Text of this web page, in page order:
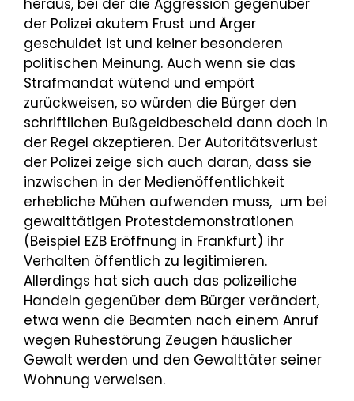
heraus, bei der die Aggression gegenüber
der Polizei akutem Frust und Ärger
geschuldet ist und keiner besonderen
politischen Meinung. Auch wenn sie das
Strafmandat wütend und empört
zurückweisen, so würden die Bürger den
schriftlichen Bußgeldbescheid dann doch in
der Regel akzeptieren. Der Autoritätsverlust
der Polizei zeige sich auch daran, dass sie
inzwischen in der Medienöffentlichkeit
erhebliche Mühen aufwenden muss, um bei
gewalttätigen Protestdemonstrationen
(Beispiel EZB Eröffnung in Frankfurt) ihr
Verhalten öffentlich zu legitimieren.
Allerdings hat sich auch das polizeiliche
Handeln gegenüber dem Bürger verändert,
etwa wenn die Beamten nach einem Anruf
wegen Ruhestörung Zeugen häuslicher
Gewalt werden und den Gewalttäter seiner
Wohnung verweisen.